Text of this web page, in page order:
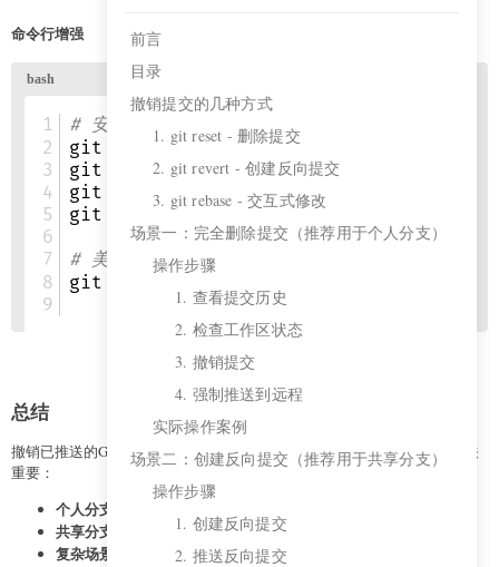
前言
目录
撤销提交的几种方式
1. git reset - 删除提交
2. git revert - 创建反向提交
3. git rebase - 交互式修改
场景一：完全删除提交（推荐用于个人分支）
操作步骤
1. 查看提交历史
2. 检查工作区状态
3. 撤销提交
4. 强制推送到远程
实际操作案例
场景二：创建反向提交（推荐用于共享分支）
操作步骤
1. 创建反向提交
2. 推送反向提交
命令行增强
总结
撤销已推送的Git提交是开发过程中的常见需求，选择合适的撤销方式至关
重要：
个人分支
共享分支 git revert 创建反向提交
复杂场景 git rebase -i 进行交互式修改